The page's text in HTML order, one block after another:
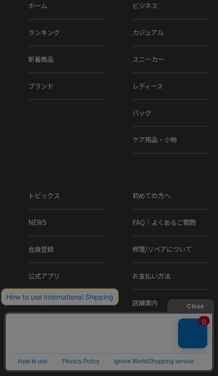
ホーム
ランキング
新着商品
ブランド
ビジネス
カジュアル
スニーカー
レディース
バッグ
ケア用品・小物
トピックス
NEWS
会員登録
公式アプリ
メルマガ
初めての方へ
FAQ｜よくあるご質問
修理/リペアについて
お支払い方法
店舗案内